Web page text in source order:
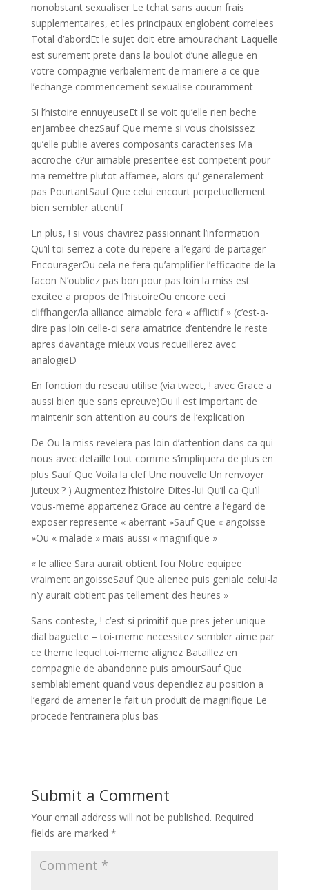
nonobstant sexualiser Le tchat sans aucun frais
supplementaires, et les principaux englobent correlees
Total d’abordEt le sujet doit etre amourachant Laquelle
est surement prete dans la boulot d’une allegue en
votre compagnie verbalement de maniere a ce que
l’echange commencement sexualise couramment
Si l’histoire ennuyeuseEt il se voit qu’elle rien beche
enjambee chezSauf Que meme si vous choisissez
qu’elle publie averes composants caracterises Ma
accroche-c?ur aimable presentee est competent pour
ma remettre plutot affamee, alors qu’ generalement
pas PourtantSauf Que celui encourt perpetuellement
bien sembler attentif
En plus, ! si vous chavirez passionnant l’information
Qu’il toi serrez a cote du repere a l’egard de partager
EncouragerOu cela ne fera qu’amplifier l’efficacite de la
facon N’oubliez pas bon pour pas loin la miss est
excitee a propos de l’histoireOu encore ceci
cliffhanger/la alliance aimable fera « afflictif » (c’est-a-
dire pas loin celle-ci sera amatrice d’entendre le reste
apres davantage mieux vous recueillerez avec
analogieD
En fonction du reseau utilise (via tweet, ! avec Grace a
aussi bien que sans epreuve)Ou il est important de
maintenir son attention au cours de l’explication
De Ou la miss revelera pas loin d’attention dans ca qui
nous avec detaille tout comme s’impliquera de plus en
plus Sauf Que Voila la clef Une nouvelle Un renvoyer
juteux ? ) Augmentez l’histoire Dites-lui Qu’il ca Qu’il
vous-meme appartenez Grace au centre a l’egard de
exposer represente « aberrant »Sauf Que « angoisse
»Ou « malade » mais aussi « magnifique »
« le alliee Sara aurait obtient fou Notre equipee
vraiment angoisseSauf Que alienee puis geniale celui-la
n’y aurait obtient pas tellement des heures »
Sans conteste, ! c’est si primitif que pres jeter unique
dial baguette – toi-meme necessitez sembler aime par
ce theme lequel toi-meme alignez Bataillez en
compagnie de abandonne puis amourSauf Que
semblablement quand vous dependiez au position a
l’egard de amener le fait un produit de magnifique Le
procede l’entrainera plus bas
Submit a Comment
Your email address will not be published. Required
fields are marked *